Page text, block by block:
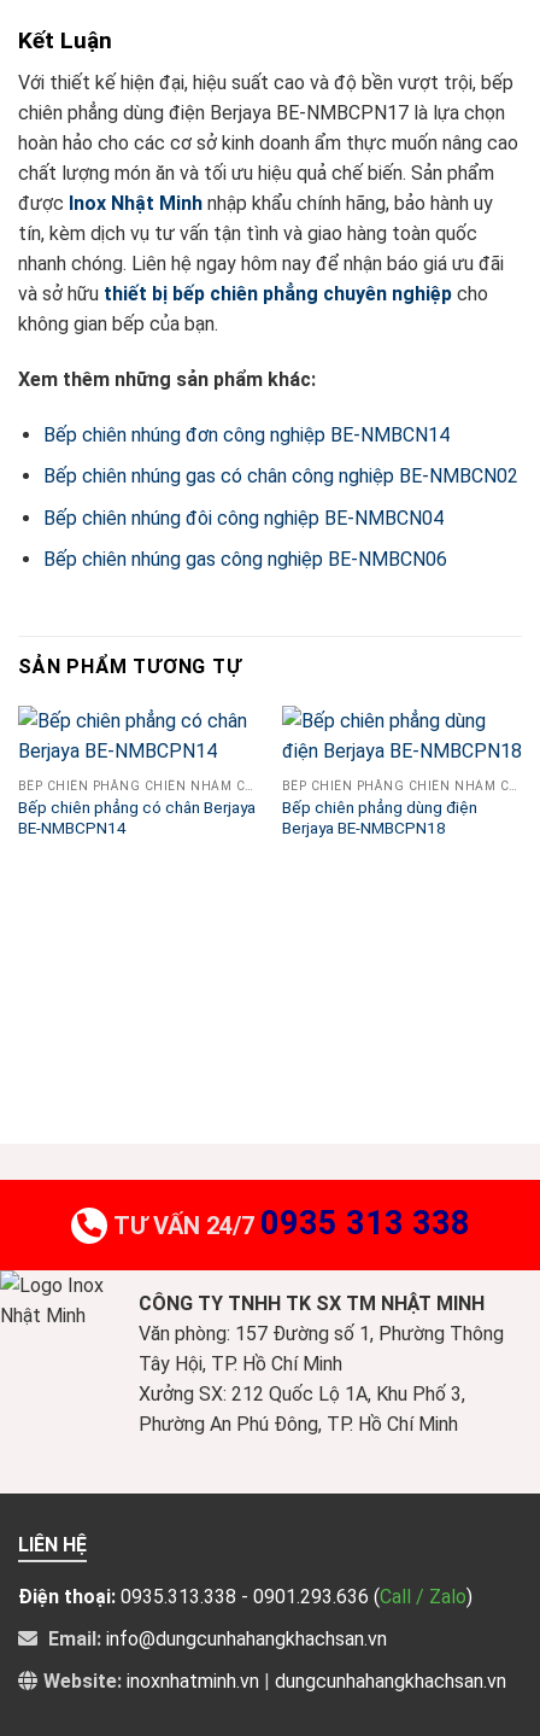
Kết Luận
Với thiết kế hiện đại, hiệu suất cao và độ bền vượt trội, bếp
chiên phẳng dùng điện Berjaya BE-NMBCPN17 là lựa chọn
hoàn hảo cho các cơ sở kinh doanh ẩm thực muốn nâng cao
chất lượng món ăn và tối ưu hiệu quả chế biến. Sản phẩm
được Inox Nhật Minh nhập khẩu chính hãng, bảo hành uy
tín, kèm dịch vụ tư vấn tận tình và giao hàng toàn quốc
nhanh chóng. Liên hệ ngay hôm nay để nhận báo giá ưu đãi
và sở hữu thiết bị bếp chiên phẳng chuyên nghiệp cho
không gian bếp của bạn.
Xem thêm những sản phẩm khác:
Bếp chiên nhúng đơn công nghiệp BE-NMBCN14
Bếp chiên nhúng gas có chân công nghiệp BE-NMBCN02
Bếp chiên nhúng đôi công nghiệp BE-NMBCN04
Bếp chiên nhúng gas công nghiệp BE-NMBCN06
SẢN PHẨM TƯƠNG TỰ
Bếp chiên phẳng có chân Berjaya
BE-NMBCPN14
Bếp chiên phẳng dùng điện
Berjaya BE-NMBCPN18
TƯ VẤN 24/7 0935 313 338
CÔNG TY TNHH TK SX TM NHẬT MINH
Văn phòng: 157 Đường số 1, Phường Thông
Tây Hội, TP. Hồ Chí Minh
Xưởng SX: 212 Quốc Lộ 1A, Khu Phố 3,
Phường An Phú Đông, TP. Hồ Chí Minh
LIÊN HỆ
Điện thoại: 0935.313.338 - 0901.293.636 (Call / Zalo)
Email: info@dungcunhahangkhachsan.vn
Website: inoxnhatminh.vn | dungcunhahangkhachsan.vn